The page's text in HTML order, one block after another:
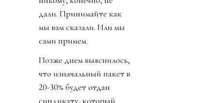
дали. Принимайте как
мы вам сказали. Или мы
сами примем.
Позже днем выяснилось,
что изначальный пакет в
20-30% будет отдан
синдикату, который